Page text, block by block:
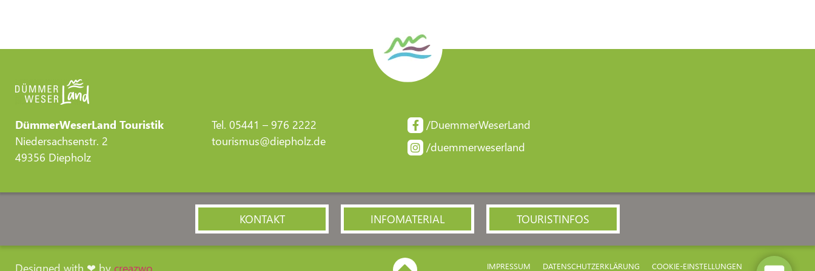
DümmerWeserLand Touristik
Niedersachsenstr. 2
49356 Diepholz
Tel. 05441 – 976 2222
tourismus@diepholz.de
/DuemmerWeserLand
/duemmerweserland
KONTAKT INFOMATERIAL TOURISTINFOS
Designed with ❤ by creazwo IMPRESSUM DATENSCHUTZERKLÄRUNG COOKIE-EINSTELLUNGEN